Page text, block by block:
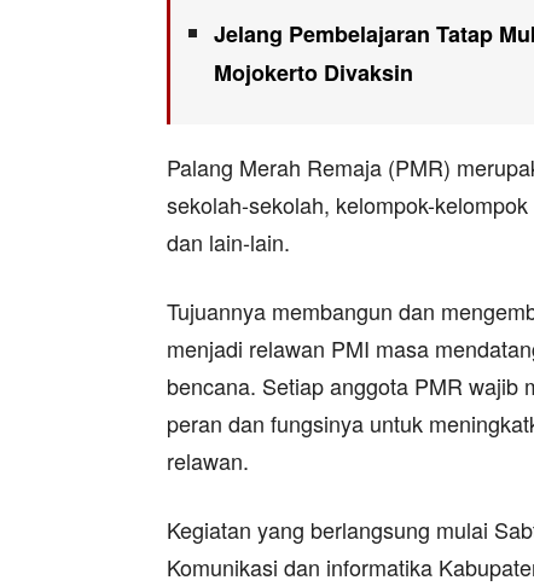
Jelang Pembelajaran Tatap
Mojokerto Divaksin
Palang Merah Remaja (PMR)
sekolah-sekolah, kelompok-
dan lain-lain.
Tujuannya membangun dan
menjadi relawan PMI masa
bencana. Setiap anggota PMR wajib
peran dan fungsinya untuk
relawan.
Kegiatan yang berlangsung mulai
Komunikasi dan informatika